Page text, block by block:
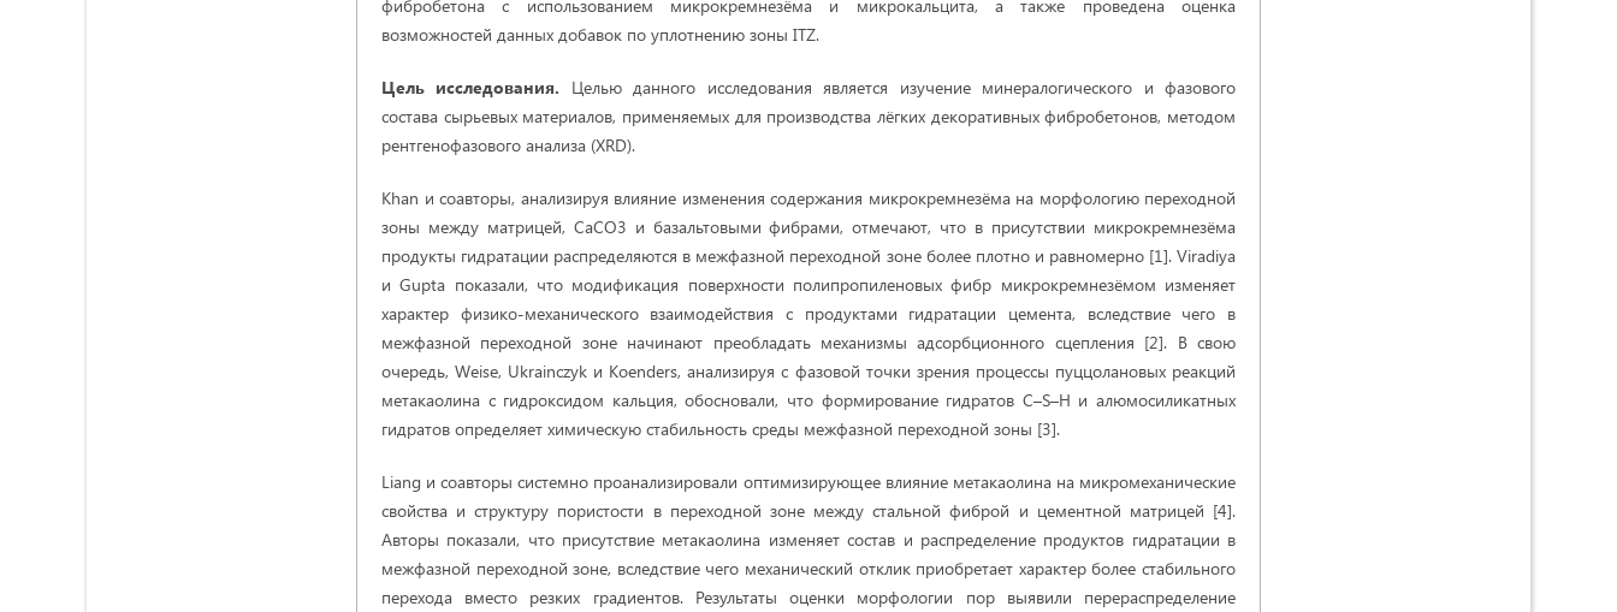
фибробетона с использованием микрокремнезёма и микрокальцита, а также проведена оценка
возможностей данных добавок по уплотнению зоны ITZ.
Цель исследования. Целью данного исследования является изучение минералогического и фазового
состава сырьевых материалов, применяемых для производства лёгких декоративных фибробетонов, методом
рентгенофазового анализа (XRD).
Khan и соавторы, анализируя влияние изменения содержания микрокремнезёма на морфологию переходной
зоны между матрицей, CaCO3 и базальтовыми фибрами, отмечают, что в присутствии микрокремнезёма
продукты гидратации распределяются в межфазной переходной зоне более плотно и равномерно [1]. Viradiya
и Gupta показали, что модификация поверхности полипропиленовых фибр микрокремнезёмом изменяет
характер физико-механического взаимодействия с продуктами гидратации цемента, вследствие чего в
межфазной переходной зоне начинают преобладать механизмы адсорбционного сцепления [2]. В свою
очередь, Weise, Ukrainczyk и Koenders, анализируя с фазовой точки зрения процессы пуццолановых реакций
метакаолина с гидроксидом кальция, обосновали, что формирование гидратов C–S–H и алюмосиликатных
гидратов определяет химическую стабильность среды межфазной переходной зоны [3].
Liang и соавторы системно проанализировали оптимизирующее влияние метакаолина на микромеханические
свойства и структуру пористости в переходной зоне между стальной фиброй и цементной матрицей [4].
Авторы показали, что присутствие метакаолина изменяет состав и распределение продуктов гидратации в
межфазной переходной зоне, вследствие чего механический отклик приобретает характер более стабильного
перехода вместо резких градиентов. Результаты оценки морфологии пор выявили перераспределение